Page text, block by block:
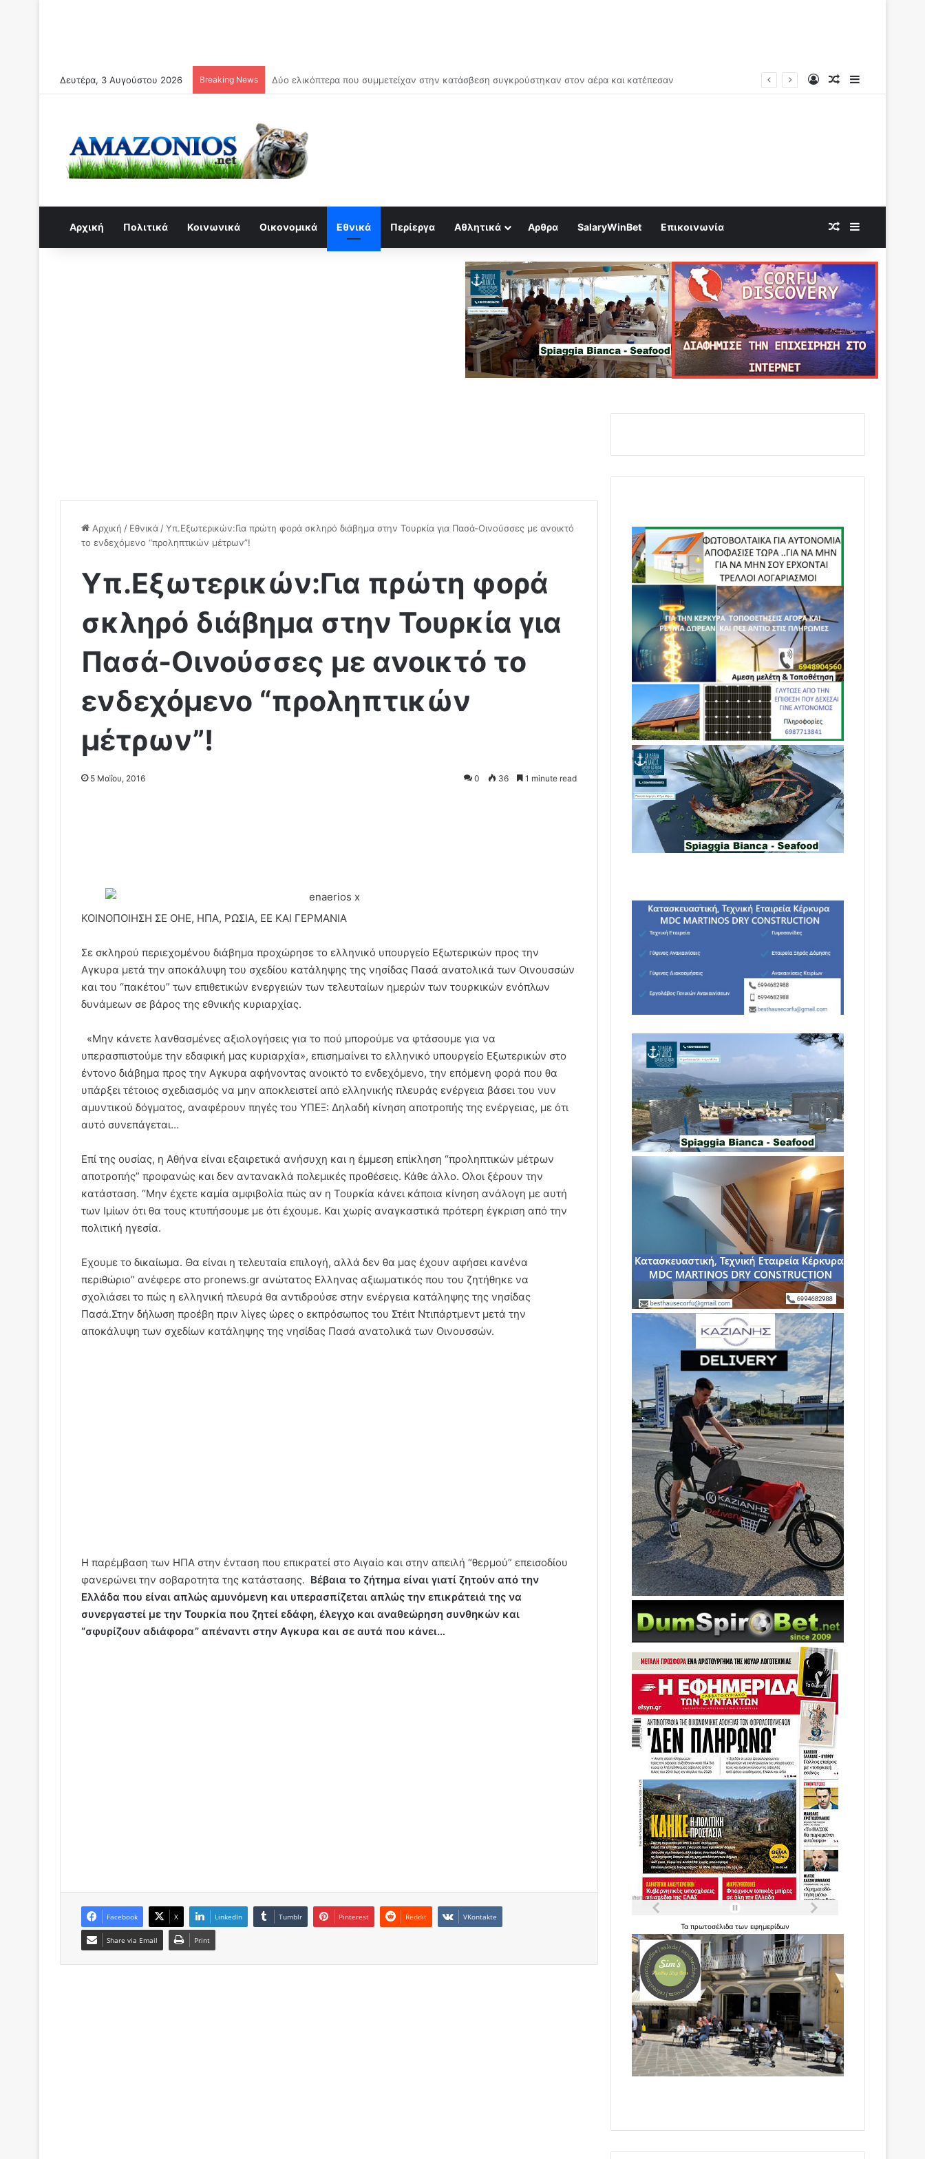
Δευτέρα, 3 Αυγούστου 2026 Breaking News Συναγερμός για κραχ τύπου 1929 και τραπεζική κατάρρευση Log InRandom Article
Αρχική Πολιτικά Κοινωνικά Οικονομικά Εθνικά Περίεργα Αθλητικά Αρθρα SalaryWinBet Επικοινωνία Random Article
Αρχική / Εθνικά /Υπ.Εξωτερικών:Για πρώτη φορά σκληρό διάβημα στην Τουρκία για Πασά-Οινούσσες με ανοικτό
το ενδεχόμενο “προληπτικών μέτρων”!
Υπ.Εξωτερικών:Για πρώτη φορά
σκληρό διάβημα στην Τουρκία για
Πασά-Οινούσσες με ανοικτό το
ενδεχόμενο “προληπτικών
μέτρων”!
5 Μαΐου, 2016 0 36 1 minute read
ΚΟΙΝΟΠΟΙΗΣΗ ΣΕ ΟΗΕ, ΗΠΑ, ΡΩΣΙΑ, ΕΕ ΚΑΙ ΓΕΡΜΑΝΙΑ
Σε σκληρού περιεχομένου διάβημα προχώρησε το ελληνικό υπουργείο Εξωτερικών προς την
Αγκυρα μετά την αποκάλυψη του σχεδίου κατάληψης της νησίδας Πασά ανατολικά των Οινουσσών
και του “πακέτου” των επιθετικών ενεργειών των τελευταίων ημερών των τουρκικών ενόπλων
δυνάμεων σε βάρος της εθνικής κυριαρχίας.
«Μην κάνετε λανθασμένες αξιολογήσεις για το πού μπορούμε να φτάσουμε για να
υπερασπιστούμε την εδαφική μας κυριαρχία», επισημαίνει το ελληνικό υπουργείο Εξωτερικών στο
έντονο διάβημα προς την Αγκυρα αφήνοντας ανοικτό το ενδεχόμενο, την επόμενη φορά που θα
υπάρξει τέτοιος σχεδιασμός να μην αποκλειστεί από ελληνικής πλευράς ενέργεια βάσει του νυν
αμυντικού δόγματος, αναφέρουν πηγές του ΥΠΕΞ: Δηλαδή κίνηση αποτροπής της ενέργειας, με ότι
αυτό συνεπάγεται…
Επί της ουσίας, η Αθήνα είναι εξαιρετικά ανήσυχη και η έμμεση επίκληση “προληπτικών μέτρων
αποτροπής” προφανώς και δεν αντανακλά πολεμικές προθέσεις. Κάθε άλλο. Ολοι ξέρουν την
κατάσταση. “Μην έχετε καμία αμφιβολία πώς αν η Τουρκία κάνει κάποια κίνηση ανάλογη με αυτή
των Ιμίων ότι θα τους κτυπήσουμε με ότι έχουμε. Και χωρίς αναγκαστικά πρότερη έγκριση από την
πολιτική ηγεσία.
Εχουμε το δικαίωμα. Θα είναι η τελευταία επιλογή, αλλά δεν θα μας έχουν αφήσει κανένα
περιθώριο” ανέφερε στο pronews.gr ανώτατος Ελληνας αξιωματικός που του ζητήθηκε να
σχολιάσει το πώς η ελληνική πλευρά θα αντιδρούσε στην ενέργεια κατάληψης της νησίδας
Πασά.Στην δήλωση προέβη πριν λίγες ώρες ο εκπρόσωπος του Στέιτ Ντιπάρτμεντ μετά την
αποκάλυψη των σχεδίων κατάληψης της νησίδας Πασά ανατολικά των Οινουσσών.
Η παρέμβαση των ΗΠΑ στην ένταση που επικρατεί στο Αιγαίο και στην απειλή “θερμού” επεισοδίου
φανερώνει την σοβαροτητα της κατάστασης. Βέβαια το ζήτημα είναι γιατί ζητούν από την
Ελλάδα που είναι απλώς αμυνόμενη και υπερασπίζεται απλώς την επικράτειά της να
συνεργαστεί με την Τουρκία που ζητεί εδάφη, έλεγχο και αναθεώρηση συνθηκών και
“σφυρίζουν αδιάφορα” απέναντι στην Αγκυρα και σε αυτά που κάνει…
Facebook X LinkedIn Tumblr Pinterest Reddit VKontakte
Share via Email Print
Ταπρωτοσέλιδατωνεφημερίδων